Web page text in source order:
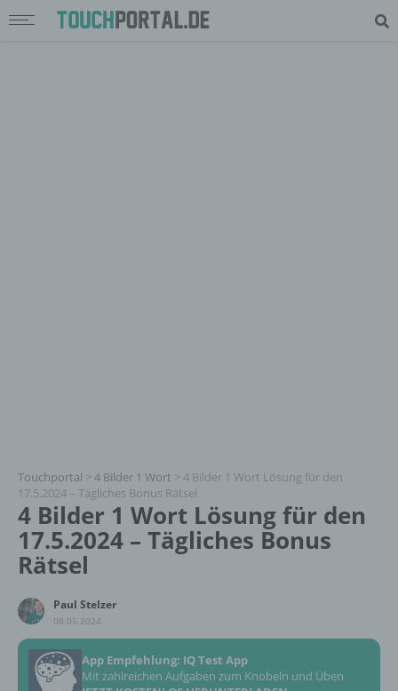
Touchportal > 4 Bilder 1 Wort > 4 Bilder 1 Wort Lösung für den
17.5.2024 – Tägliches Bonus Rätsel
4 Bilder 1 Wort Lösung für den
17.5.2024 – Tägliches Bonus
Rätsel
Paul Stelzer
08.05.2024
App Empfehlung: IQ Test App
Mit zahlreichen Aufgaben zum Knobeln und Üben